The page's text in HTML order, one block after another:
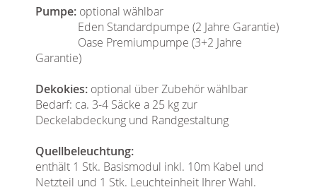
Pumpe: optional wählbar
Eden Standardpumpe (2 Jahre Garantie)
Oase Premiumpumpe (3+2 Jahre
Garantie)
Dekokies: optional über Zubehör wählbar
Bedarf: ca. 3-4 Säcke a 25 kg zur
Deckelabdeckung und Randgestaltung
Quellbeleuchtung:
enthält 1 Stk. Basismodul inkl. 10m Kabel und
Netzteil und 1 Stk. Leuchteinheit Ihrer Wahl.